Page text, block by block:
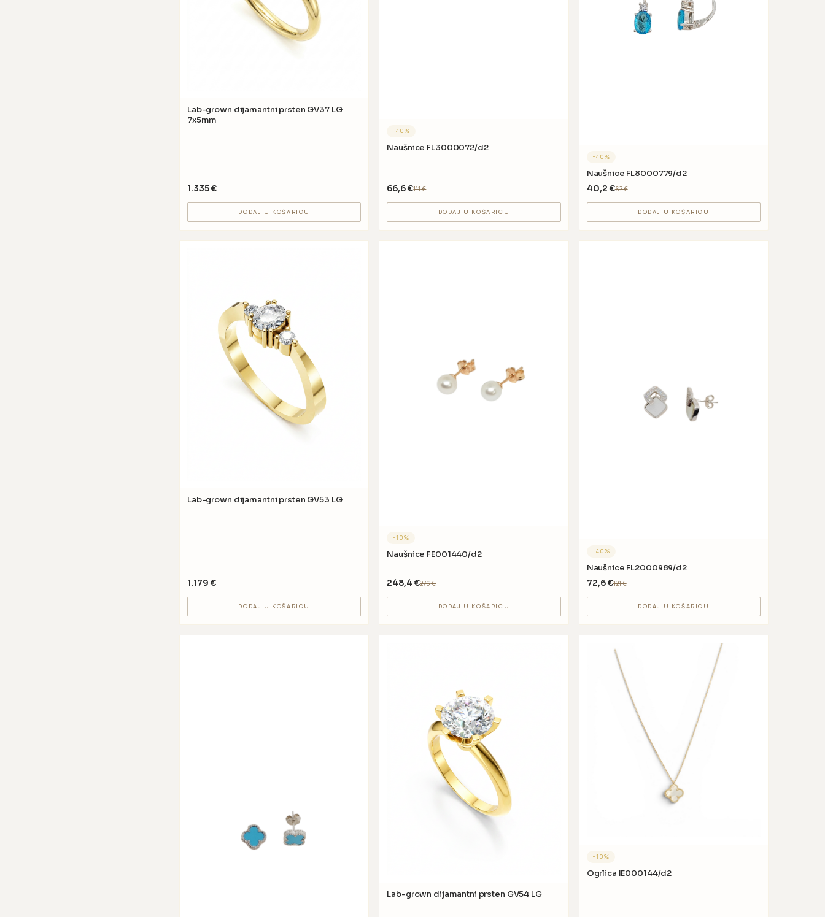
Lab-grown dijamantni prsten GV37 LG
7x5mm
1.335€
DODAJ U KOŠARICU
−40%
Naušnice FL3000072/d2
66,6€111€
DODAJ U KOŠARICU
−40%
Naušnice FL8000779/d2
40,2 €67€
DODAJ U KOŠARICU
Lab-grown dijamantni prsten GV53 LG
1.179 €
DODAJ U KOŠARICU
−10%
Naušnice FE001440/d2
248,4 €276€
DODAJ U KOŠARICU
−40%
Naušnice FL2000989/d2
72,6€121€
DODAJ U KOŠARICU
Lab-grown dijamantni prsten GV54 LG
−10%
Ogrlica IE000144/d2